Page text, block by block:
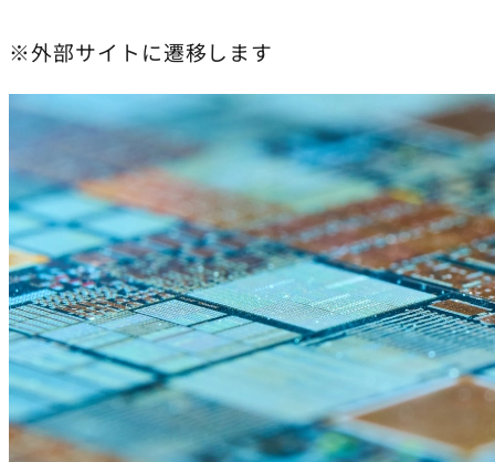
※外部サイトに遷移します